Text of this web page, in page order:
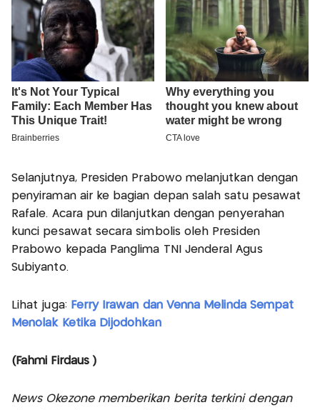
Selanjutnya, Presiden Prabowo melanjutkan dengan
penyiraman air ke bagian depan salah satu pesawat
Rafale. Acara pun dilanjutkan dengan penyerahan
kunci pesawat secara simbolis oleh Presiden
Prabowo kepada Panglima TNI Jenderal Agus
Subiyanto.
Lihat juga: Ferry Irawan dan Venna Melinda Sempat
Menolak Ketika Dijodohkan
(Fahmi Firdaus )
News Okezone memberikan berita terkini dengan